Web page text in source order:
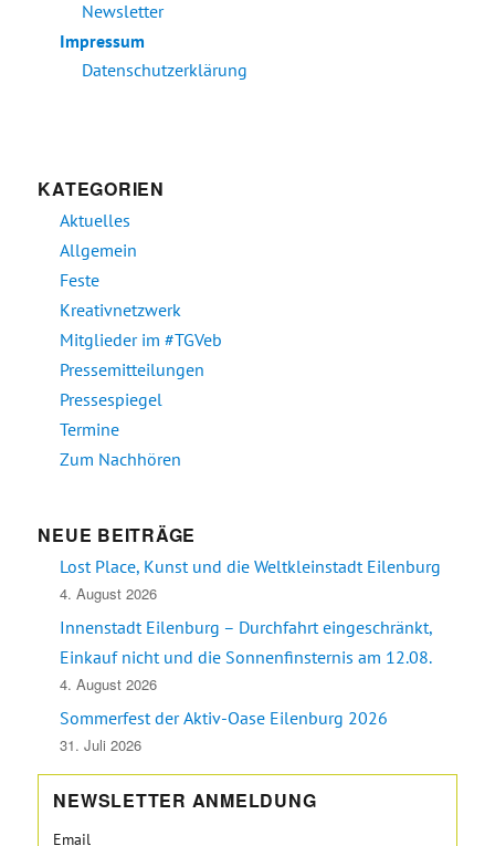
Newsletter
Impressum
Datenschutzerklärung
KATEGORIEN
Aktuelles
Allgemein
Feste
Kreativnetzwerk
Mitglieder im #TGVeb
Pressemitteilungen
Pressespiegel
Termine
Zum Nachhören
NEUE BEITRÄGE
Lost Place, Kunst und die Weltkleinstadt Eilenburg
4. August 2026
Innenstadt Eilenburg – Durchfahrt eingeschränkt,
Einkauf nicht und die Sonnenfinsternis am 12.08.
4. August 2026
Sommerfest der Aktiv-Oase Eilenburg 2026
31. Juli 2026
NEWSLETTER ANMELDUNG
Email